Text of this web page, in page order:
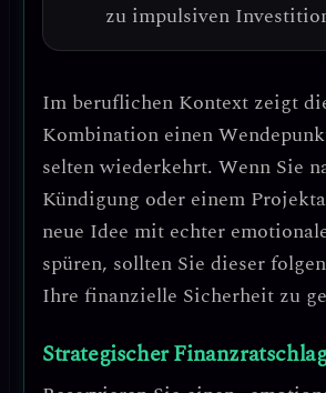
zu impulsiven
Im beruflichen Kontext zeigt
Kombination einen
selten wiederkehrt. Wenn Sie
Kündigung oder einem
neue Idee mit echter
spüren, sollten Sie dieser
Ihre finanzielle Sicherheit zu
Strategischer